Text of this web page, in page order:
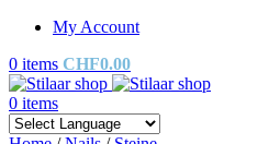
My Account
0 items CHF0.00
0 items